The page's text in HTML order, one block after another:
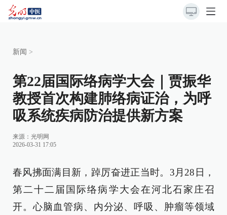
新闻 >
第22届国际络病学大会｜贾振华
教授首次构建肺络病证治，为呼
吸系统疾病防治提供新方案
来源： 光明网
2026-03-31 17:05
春风拂面满目新，踔厉奋进正当时。3月28日，
第二十二届国际络病学大会在河北石家庄召
开。心脑血管病、内分泌、呼吸、肿瘤等领域